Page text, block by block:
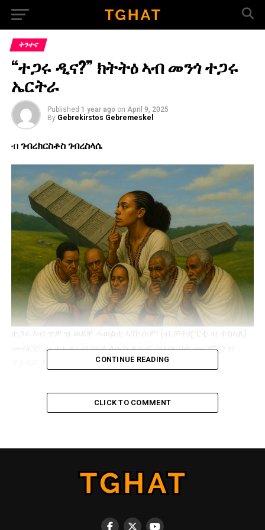
ትንተና
“ተጋሩ ዲና?” ክትትዕ ኣብ መንጎ ተጋሩ
ኤርትራ
Published 1 year ago on April 9, 2025
By Gebrekirstos Gebremeskel
ብገብረክርስቶስ ገብረስላሴ
ተጋሩ ኣብ ጥቓ ዝ ወደቐ ሓወልቲ ኣዅሱም (ብ ቻትጂፒቲ ዝ ተስኣለ)
መብርሂ፦ ዙ ፅሑፍ፡ ብስሩዕ ልስሳነ ፅሑፍ (ብ ስርዓት መርምሩ
“ተጋሩ ድይና” ብ ዝ ይብል ርእሲ፡ ክትትዕ ይክካየድ ኣልሎ። ቱ ክትትዕ ብ
ሓደ ወድዲ መምህር ዝ ተብሃለ ዩቱባምዝ ተጀምመረ
ይመስስል። ዋንና
ሓደ መንንነትን ያትታን ዘልለና ኰይንና ስምና ግን ተጋሩ (ትግራዎት) ዘ
መጕጒቶም ኣልለዉ። ባዕል ዋንና ጀይ ስቱድዮ ዝ ዀነ ዮሴፍ ገብረሂወት
ክፍፋል 1ወ ክፍፋል 2 )፡ ኣዪ፥ ተጋሩ እምበር
ተብሃለ ሰብ ድምማ፡ ኣብ ዙ ዛዕባ ዙይ ርእይትኡ ክ ይህብ
CONTINUE READING
CLICK TO COMMENT
Go to mobile version